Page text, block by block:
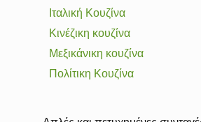
Ιταλική Κουζίνα
Κινέζικη κουζίνα
Μεξικάνικη κουζίνα
Πολίτικη Κουζίνα